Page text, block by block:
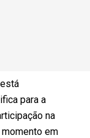
para a
na
momento em